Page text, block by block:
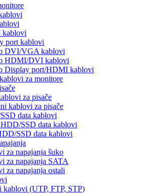
port kablovi
DVI/VGA kablovi
HDMI/DVI kablovi
Display port/HDMI kablovi
za monitore
za pisače
kablovi za pisače
data kablovi
SSD data kablovi
SSD data kablovi
za napajanja šuko
za napajanja SATA
za napajanja ostali
kablovi (UTP, FTP, STP)